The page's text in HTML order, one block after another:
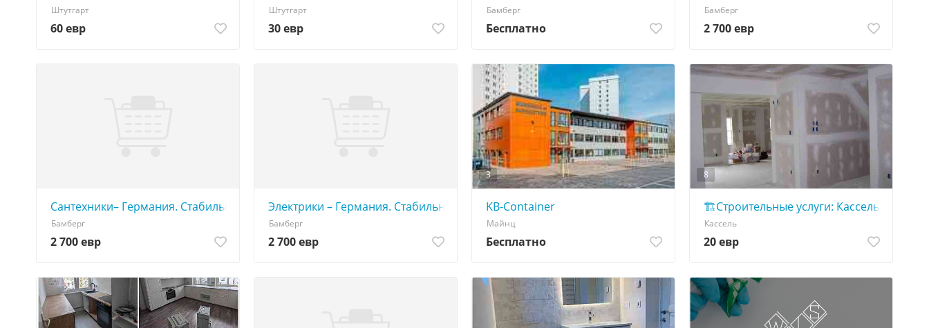
Штутгарт
60 евр
Штутгарт
30 евр
Бамберг
Бесплатно
Бамберг
2 700 евр
Сантехники– Германия. Стабильная работа в крупной строительной компании
Бамберг
2 700 евр
Электрики – Германия. Стабильная работа в крупной строительной компании
Бамберг
2 700 евр
3
KB-Container
Майнц
Бесплатно
8
🏗️Строительные услуги: Кассель,
Кассель
20 евр